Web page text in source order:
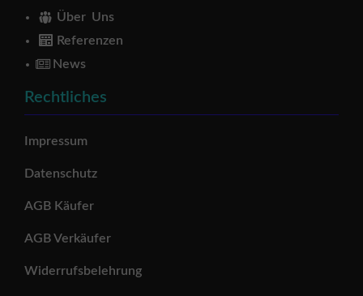
Über Uns
Referenzen
News
Rechtliches
Impressum
Datenschutz
AGB Käufer
AGB Verkäufer
Widerrufsbelehrung